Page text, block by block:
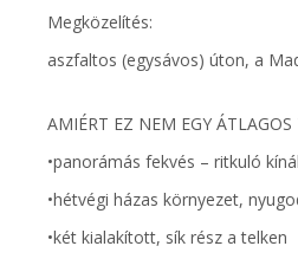
Megközelítés:
aszfaltos (egysávos) úton, a
AMIÉRT EZ NEM EGY ÁTLAGOS
•panorámás fekvés – ritkuló
•hétvégi házas környezet,
•két kialakított, sík rész a telken